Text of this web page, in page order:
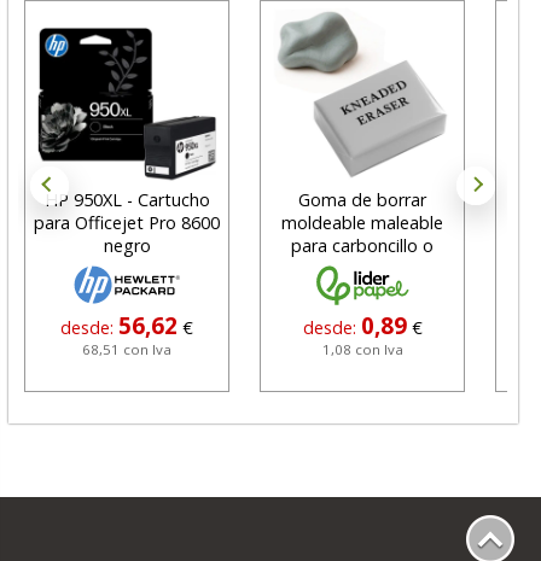
HP 950XL - Cartucho
para Officejet Pro 8600
negro
desde: 56,62 €
68,51 con Iva
Goma de borrar
moldeable maleable
para carboncillo o
grafito
desde: 0,89 €
1,08 con Iva